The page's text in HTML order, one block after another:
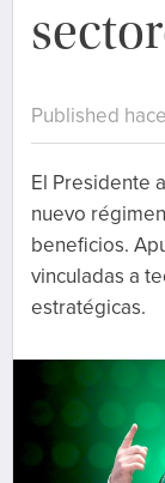
Published
El Presidente
nuevo
beneficios.
vinculadas a
estratégicas.